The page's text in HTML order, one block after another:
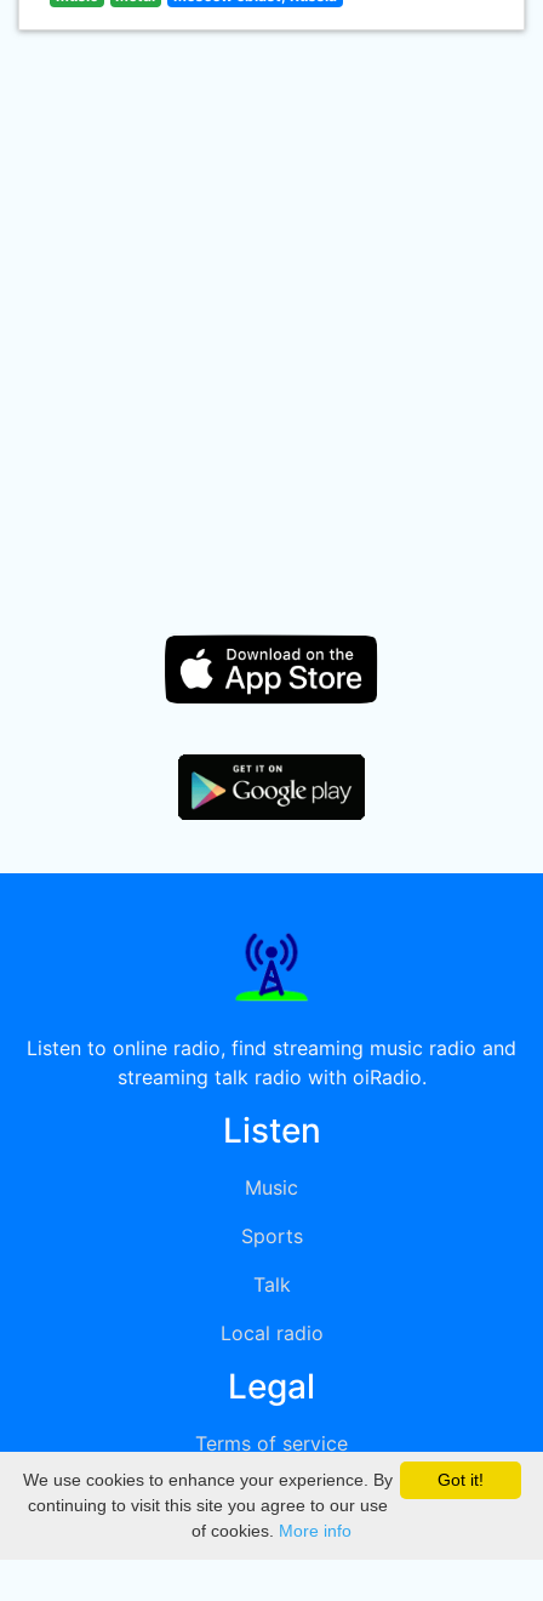
Listen to online radio, find streaming music radio and
streaming talk radio with oiRadio.
Listen
Music
Sports
Talk
Local radio
Legal
Terms of service
Privacy
DMCA
Got it!
We use cookies to enhance your experience. By
continuing to visit this site you agree to our use
of cookies. More info